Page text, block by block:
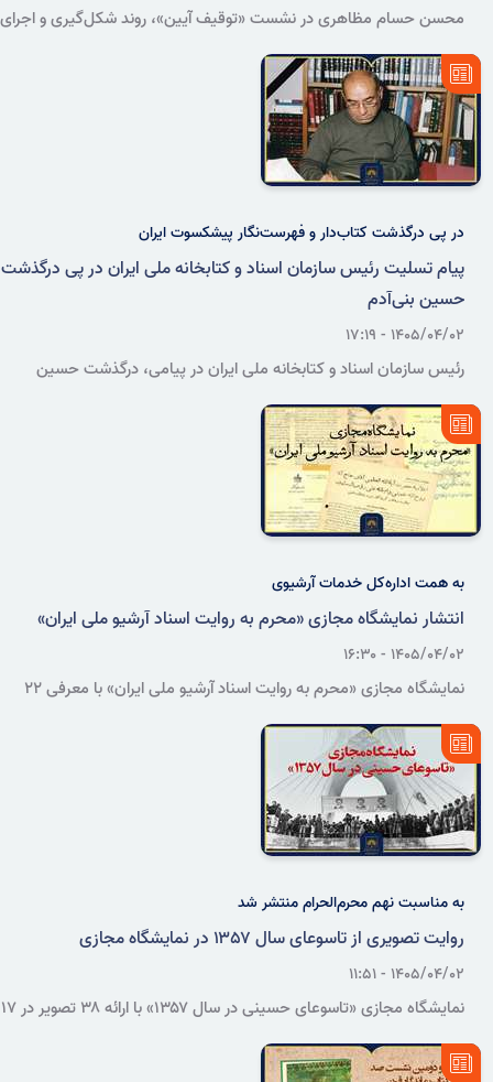
محسن حسام مظاهری در نشست «توقیف آیین»، روند شکل‌گیری و اجرای
اسناد آرشیو ملی ایران بررسی می‌کند.
در پی درگذشت کتاب‌دار و فهرست‌نگار پیشکسوت ایران
پیام تسلیت رئیس سازمان اسناد و کتابخانه ملی ایران در پی درگذشت
حسین بنی‌آدم
۱۴۰۵/۰۴/۰۲ - ۱۷:۱۹
رئیس سازمان اسناد و کتابخانه ملی ایران در پیامی، درگذشت حسین
گفت.
به همت اداره‌کل خدمات آرشیوی
انتشار نمایشگاه مجازی «محرم به روایت اسناد آرشیو ملی ایران»
۱۴۰۵/۰۴/۰۲ - ۱۶:۳۰
نمایشگاه مجازی «محرم به روایت اسناد آرشیو ملی ایران» با معرفی ۲۲
مرتبط با تعزیه و نحوه مواجهه نهادهای حکومتی با مراسم محرم را در تاریخ
معاصر بازخوانی می‌کند.
به مناسبت نهم محرم‌الحرام منتشر شد
روایت تصویری از تاسوعای سال ۱۳۵۷ در نمایشگاه مجازی
۱۴۰۵/۰۴/۰۲ - ۱۱:۵۱
نمایشگاه مجازی «تاسوعای حسینی در سال ۱۳۵۷» با ارائه ۳۸ تصویر در ۱۷
این سال را بازخوانی می‌کند.